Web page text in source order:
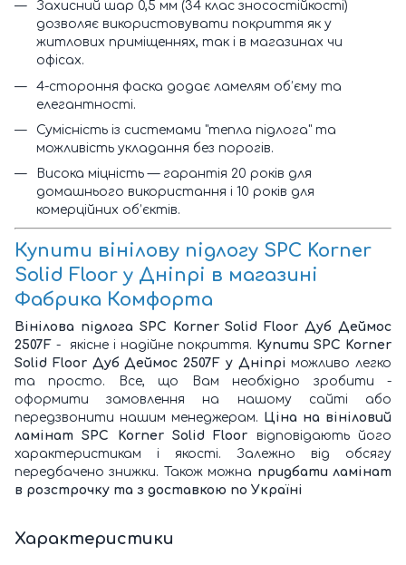
Захисний шар 0,5 мм (34 клас зносостійкості)
дозволяє використовувати покриття як у
житлових приміщеннях, так і в магазинах чи
офісах.
4-стороння фаска додає ламелям об’єму та
елегантності.
Сумісність із системами "тепла підлога" та
можливість укладання без порогів.
Висока міцність — гарантія 20 років для
домашнього використання і 10 років для
комерційних об’єктів.
Купити вінілову підлогу SPC Korner
Solid Floor у Дніпрі в магазині
Фабрика Комфорта
Вінілова підлога SPC Korner Solid Floor Дуб Деймос
2507F - якісне і надійне покриття. Купити SPC Korner
Solid Floor Дуб Деймос 2507F у Дніпрі можливо легко
та просто. Все, що Вам необхідно зробити -
оформити замовлення на нашому сайті або
передзвонити нашим менеджерам. Ціна на вініловий
ламінат SPC Korner Solid Floor відповідають його
характеристикам і якості. Залежно від обсягу
передбачено знижки. Також можна придбати ламінат
в розстрочку та з доставкою по Україні
Характеристики